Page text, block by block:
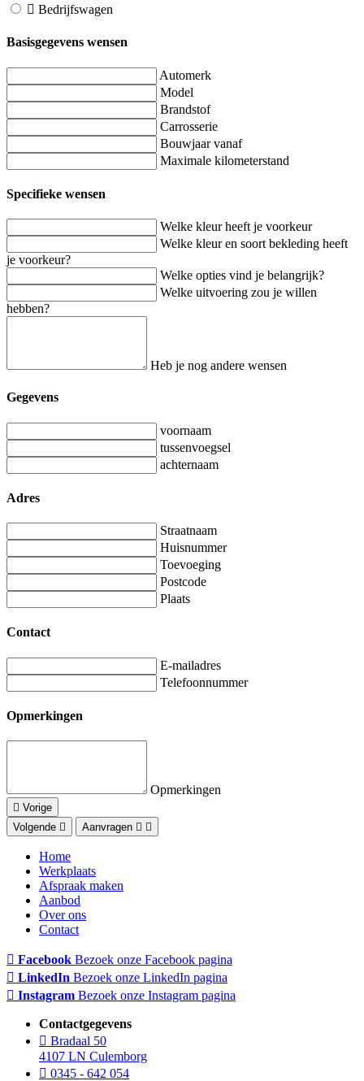
Bedrijfswagen
Basisgegevens wensen
Automerk
Model
Brandstof
Carrosserie
Bouwjaar vanaf
Maximale kilometerstand
Specifieke wensen
Welke kleur heeft je voorkeur
Welke kleur en soort bekleding heeft
je voorkeur?
Welke opties vind je belangrijk?
Welke uitvoering zou je willen
hebben?
Heb je nog andere wensen
Gegevens
voornaam
tussenvoegsel
achternaam
Adres
Straatnaam
Huisnummer
Toevoeging
Postcode
Plaats
Contact
E-mailadres
Telefoonnummer
Opmerkingen
Opmerkingen
Vorige
Volgende
Aanvragen
Home
Werkplaats
Afspraak maken
Aanbod
Over ons
Contact
Facebook Bezoek onze Facebook pagina
LinkedIn Bezoek onze LinkedIn pagina
Instagram Bezoek onze Instagram pagina
Contactgegevens
Bradaal 50
4107 LN Culemborg
0345 - 642 054